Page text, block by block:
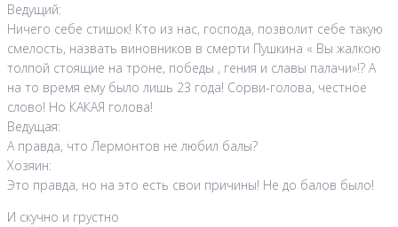
Ведущий:
Ничего себе стишок! Кто из нас, господа, позволит себе такую
смелость, назвать виновников в смерти Пушкина « Вы жалкою
толпой стоящие на троне, победы , гения и славы палачи»!? А
на то время ему было лишь 23 года! Сорви-голова, честное
слово! Но КАКАЯ голова!
Ведущая:
А правда, что Лермонтов не любил балы?
Хозяин:
Это правда, но на это есть свои причины! Не до балов было!
И скучно и грустно